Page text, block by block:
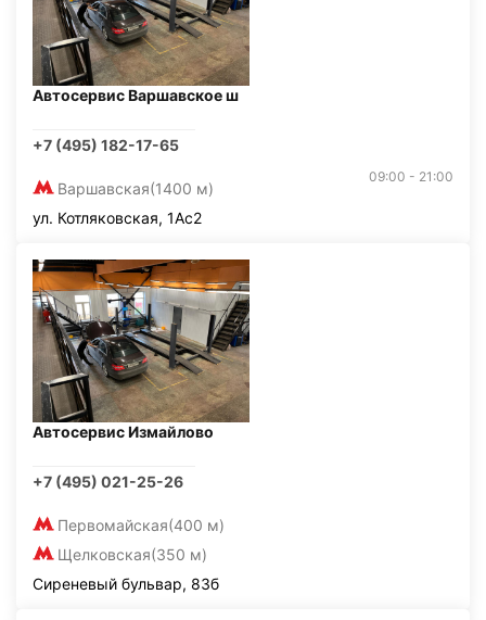
Автосервис Варшавское ш
+7 (495) 182-17-65
Варшавская(1400 м)
09:00 - 21:00
ул. Котляковская, 1Ас2
Автосервис Измайлово
+7 (495) 021-25-26
Первомайская(400 м)
Щелковская(350 м)
Сиреневый бульвар, 83б